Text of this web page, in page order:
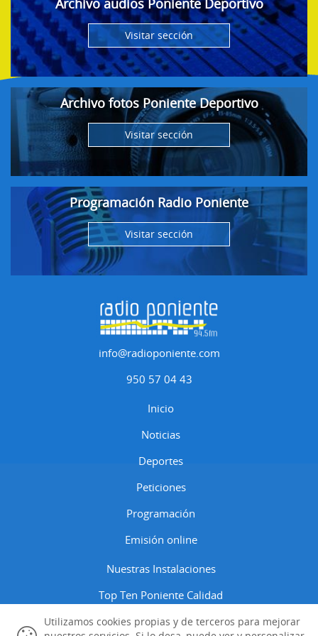
Visitar sección
Archivo fotos Poniente Deportivo
Visitar sección
Programación Radio Poniente
Visitar sección
info@radioponiente.com
950 57 04 43
Inicio
Noticias
Deportes
Peticiones
Programación
Emisión online
Nuestras Instalaciones
Top Ten Poniente Calidad
Contactar
Utilizamos cookies propias y de terceros para mejorar